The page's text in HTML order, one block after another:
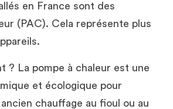
en France sont des
(PAC). Cela représente plus
? La pompe à chaleur est une
et écologique pour
chauffage au fioul ou au